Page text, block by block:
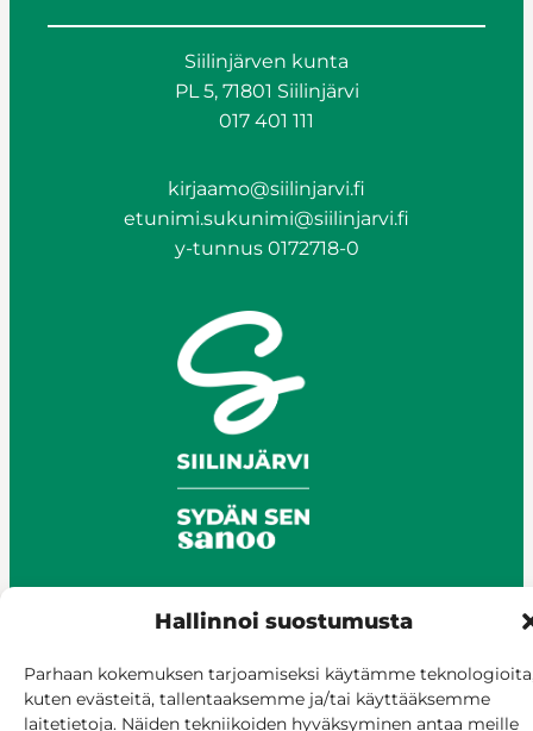
Hallinnoi suostumusta
Parhaan kokemuksen tarjoamiseksi käytämme
kuten evästeitä, tallentaaksemme ja/tai käyttääksemme
laitetietoja. Näiden tekniikoiden hyväksyminen antaa meille
Siilinjärven kunta
PL 5, 71801 Siilinjärvi
017 401 111
kirjaamo@siilinjarvi.fi
etunimi.sukunimi@siilinjarvi.fi
y-tunnus 0172718-0
Anna palautetta
Asioi verkossa